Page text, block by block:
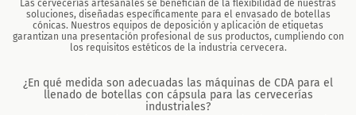
Las cervecerías artesanales se benefician de la flexibilidad de nuestras
soluciones, diseñadas específicamente para el envasado de botellas
cónicas. Nuestros equipos de deposición y aplicación de etiquetas
garantizan una presentación profesional de sus productos, cumpliendo con
los requisitos estéticos de la industria cervecera.
¿En qué medida son adecuadas las máquinas de CDA para el
llenado de botellas con cápsula para las cervecerías
industriales?